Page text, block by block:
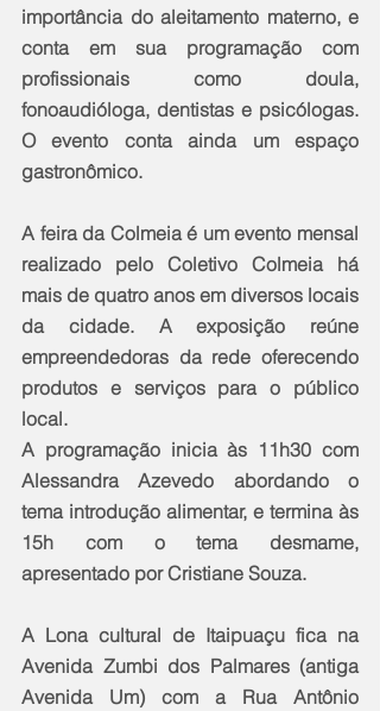
importância do aleitamento materno, e
conta em sua programação com
profissionais como doula,
fonoaudióloga, dentistas e psicólogas.
O evento conta ainda um espaço
gastronômico.
A feira da Colmeia é um evento mensal
realizado pelo Coletivo Colmeia há
mais de quatro anos em diversos locais
da cidade. A exposição reúne
empreendedoras da rede oferecendo
produtos e serviços para o público
local.
A programação inicia às 11h30 com
Alessandra Azevedo abordando o
tema introdução alimentar, e termina às
15h com o tema desmame,
apresentado por Cristiane Souza.
A Lona cultural de Itaipuaçu fica na
Avenida Zumbi dos Palmares (antiga
Avenida Um) com a Rua Antônio